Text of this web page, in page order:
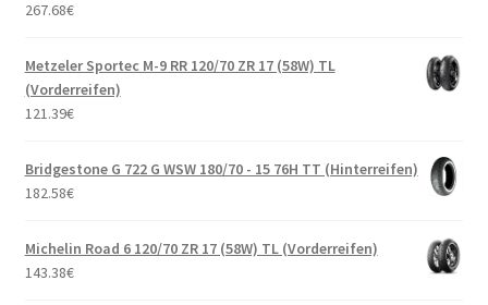
267.68€
Metzeler Sportec M-9 RR 120/70 ZR 17 (58W) TL
(Vorderreifen)
121.39€
Bridgestone G 722 G WSW 180/70 - 15 76H TT (Hinterreifen)
182.58€
Michelin Road 6 120/70 ZR 17 (58W) TL (Vorderreifen)
143.38€